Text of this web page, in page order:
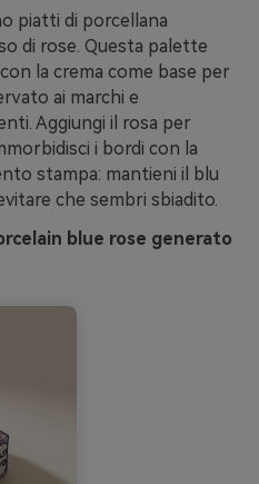
piatti di porcellana
di rose. Questa palette
la crema come base per
ai marchi e
Aggiungi il rosa per
i bordi con la
stampa: mantieni il blu
che sembri sbiadito.
blue rose generato